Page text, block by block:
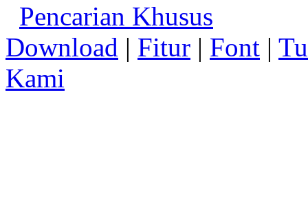
Pencarian Khusus
Download | Fitur | Font |
Kami